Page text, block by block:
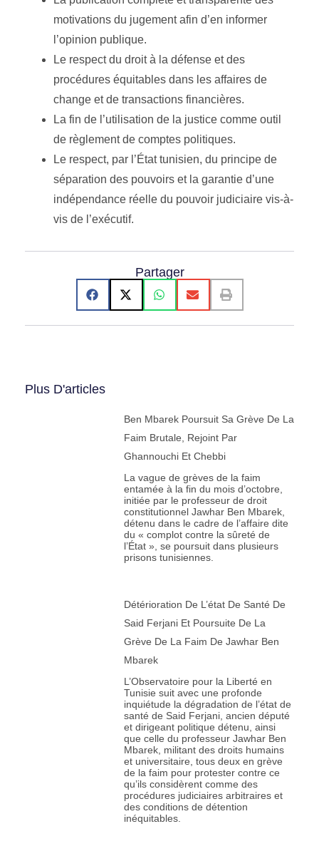
motivations du jugement afin d’en informer
l’opinion publique.
Le respect du droit à la défense et des
procédures équitables dans les affaires de
change et de transactions financières.
La fin de l’utilisation de la justice comme outil
de règlement de comptes politiques.
Le respect, par l’État tunisien, du principe de
séparation des pouvoirs et la garantie d’une
indépendance réelle du pouvoir judiciaire vis-à-
vis de l’exécutif.
Partager
Plus D'articles
Ben Mbarek Poursuit Sa Grève De La
Faim Brutale, Rejoint Par
Ghannouchi Et Chebbi
La vague de grèves de la faim
entamée à la fin du mois d’octobre,
initiée par le professeur de droit
constitutionnel Jawhar Ben Mbarek,
détenu dans le cadre de l’affaire dite
du « complot contre la sûreté de
l’État », se poursuit dans plusieurs
prisons tunisiennes.
Détérioration De L’état De Santé De
Said Ferjani Et Poursuite De La
Grève De La Faim De Jawhar Ben
Mbarek
L’Observatoire pour la Liberté en
Tunisie suit avec une profonde
inquiétude la dégradation de l’état de
santé de Said Ferjani, ancien député
et dirigeant politique détenu, ainsi
que celle du professeur Jawhar Ben
Mbarek, militant des droits humains
et universitaire, tous deux en grève
de la faim pour protester contre ce
qu’ils considèrent comme des
procédures judiciaires arbitraires et
des conditions de détention
inéquitables.